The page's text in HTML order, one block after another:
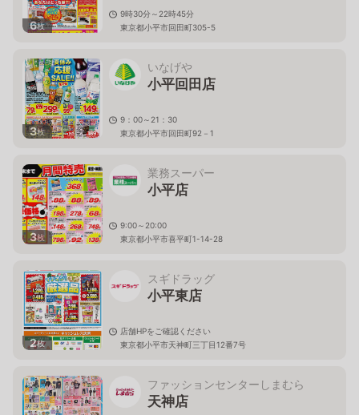
6枚
9時30分～22時45分
東京都小平市回田町305-5
3枚
いなげや
小平回田店
9：00～21：30
東京都小平市回田町92－1
3枚
業務スーパー
小平店
9:00～20:00
東京都小平市喜平町1-14-28
2枚
スギドラッグ
小平東店
店舗HPをご確認ください
東京都小平市天神町三丁目12番7号
ファッションセンターしまむら
天神店